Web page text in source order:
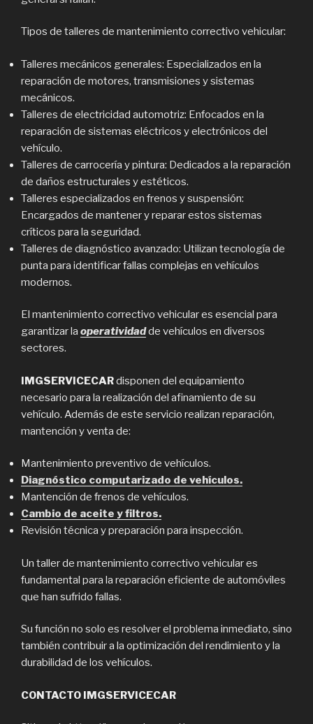
Tipos de talleres de mantenimiento correctivo vehicular:
Talleres mecánicos generales: Especializados en la
reparación de motores, transmisiones y sistemas
mecánicos.
Talleres de electricidad automotriz: Enfocados en la
reparación de sistemas eléctricos y electrónicos del
vehículo.
Talleres de carrocería y pintura: Dedicados a la reparación
de daños estructurales y estéticos.
Talleres especializados en frenos y suspensión:
Encargados de mantener y reparar estos sistemas
críticos para la seguridad.
Talleres de diagnóstico avanzado: Utilizan tecnología de
punta para identificar fallas complejas en vehículos
modernos.
El mantenimiento correctivo vehicular es esencial para
garantizar la operatividadde vehículos en diversos
sectores.
IMGSERVICECARdisponen del equipamiento
necesario para la realización del afinamiento de su
vehículo. Además de este servicio realizan reparación,
mantención y venta de:
Mantenimiento preventivo de vehículos.
Diagnóstico computarizado de vehículos.
Mantención de frenos de vehículos.
Cambio de aceite y filtros.
Revisión técnica y preparación para inspección.
Un taller de mantenimiento correctivo vehicular es
fundamental para la reparación eficiente de automóviles
que han sufrido fallas.
Su función no solo es resolver el problema inmediato, sino
también contribuir a la optimización del rendimiento y la
durabilidad de los vehículos.
CONTACTO IMGSERVICECAR